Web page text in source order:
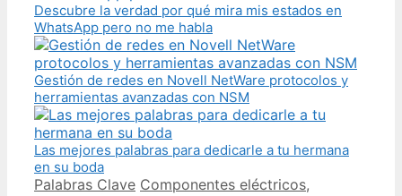
Descubre la verdad por qué mira mis estados en
WhatsApp pero no me habla
Gestión de redes en Novell NetWare protocolos y
herramientas avanzadas con NSM
Las mejores palabras para dedicarle a tu hermana
en su boda
Categories
Palabras Clave Tags
Componentes eléctricos,